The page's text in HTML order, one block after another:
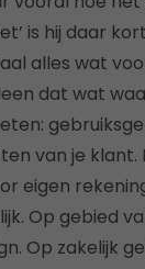
is hij daar
alles wat
dat wat
van je klant.
eigen
Op gebied
Op zakelijk